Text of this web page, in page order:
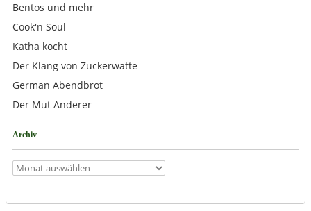
Bentos und mehr
Cook'n Soul
Katha kocht
Der Klang von Zuckerwatte
German Abendbrot
Der Mut Anderer
Archiv
Archiv